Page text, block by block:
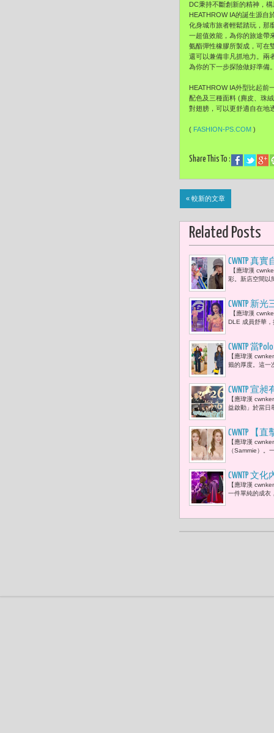
DC秉持不斷創新的精神，
HEATHROW IA的誕生源自
化身城市旅者輕鬆踏玩，那
一超值效能，為你的旅途帶
氨酯彈性橡膠所製成，可在
還可以兼備非凡抓地力。兩
為你的下一步探險做好準備
HEATHROW IA外型比起前
配色及三種面料 (麂皮、珠
對翅膀，可以更舒適自在地
( FASHION-PS.COM )
Share This To :
« 較新的文章
Related Posts
CWNTP 真
周子瑜及
【應瑋漢
彩。新店空間以
CWNTP 新
家這麼支
【應瑋漢
DLE 成員舒華
CWNTP 當
【應瑋漢
籤的厚度。這一
CWNTP 宣
永、李雅
【應瑋漢
益啟動」於當日
​CWNTP 【
看呆！
【應瑋漢
（Sammie）。
CWNTP 文
表 王時思
【應瑋漢
一件單純的成衣